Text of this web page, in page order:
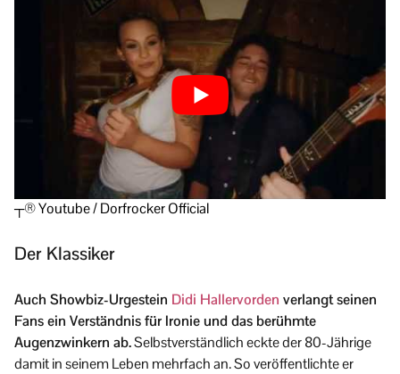
┬® Youtube / Dorfrocker Official
Der Klassiker
Auch Showbiz-Urgestein Didi Hallervorden verlangt seinen
Fans ein Verständnis für Ironie und das berühmte
Augenzwinkern ab.Selbstverständlich eckte der 80-Jährige
damit in seinem Leben mehrfach an. So veröffentlichte er